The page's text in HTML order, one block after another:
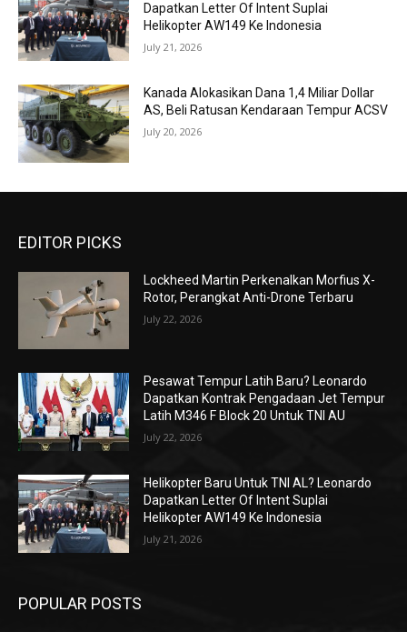
Dapatkan Letter Of Intent Suplai
Helikopter AW149 Ke Indonesia
July 21, 2026
Kanada Alokasikan Dana 1,4 Miliar Dollar
AS, Beli Ratusan Kendaraan Tempur ACSV
July 20, 2026
EDITOR PICKS
Lockheed Martin Perkenalkan Morfius X-
Rotor, Perangkat Anti-Drone Terbaru
July 22, 2026
Pesawat Tempur Latih Baru? Leonardo
Dapatkan Kontrak Pengadaan Jet Tempur
Latih M346 F Block 20 Untuk TNI AU
July 22, 2026
Helikopter Baru Untuk TNI AL? Leonardo
Dapatkan Letter Of Intent Suplai
Helikopter AW149 Ke Indonesia
July 21, 2026
POPULAR POSTS